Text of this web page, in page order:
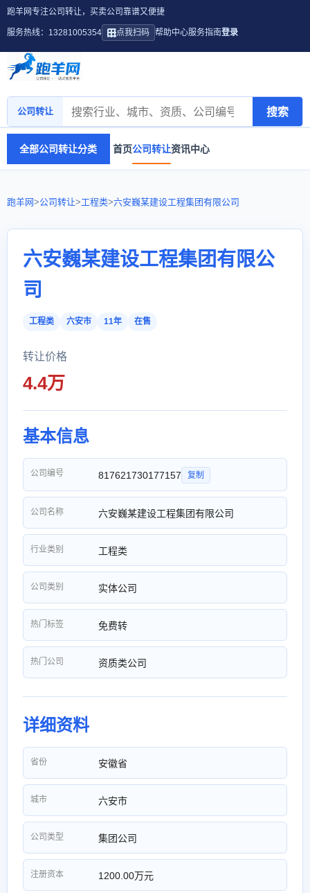
跑羊网专注公司转让，买卖公司靠谱又便捷
服务热线：13281005354 点我扫码 帮助中心服务指南登录
公司转让 搜索
全部公司转让分类 首页公司转让资讯中心
跑羊网>公司转让>工程类>六安巍某建设工程集团有限公司
六安巍某建设工程集团有限公
司
工程类 六安市 11年 在售
转让价格
4.4万
基本信息
公司编号 817621730177157 复制
公司名称 六安巍某建设工程集团有限公司
行业类别 工程类
公司类别 实体公司
热门标签 免费转
热门公司 资质类公司
详细资料
省份 安徽省
城市 六安市
公司类型 集团公司
注册资本 1200.00万元